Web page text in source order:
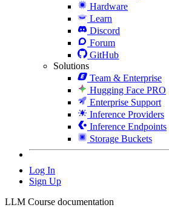
Hardware
Learn
Discord
Forum
GitHub
Solutions
Team & Enterprise
Hugging Face PRO
Enterprise Support
Inference Providers
Inference Endpoints
Storage Buckets
Log In
Sign Up
LLM Course documentation